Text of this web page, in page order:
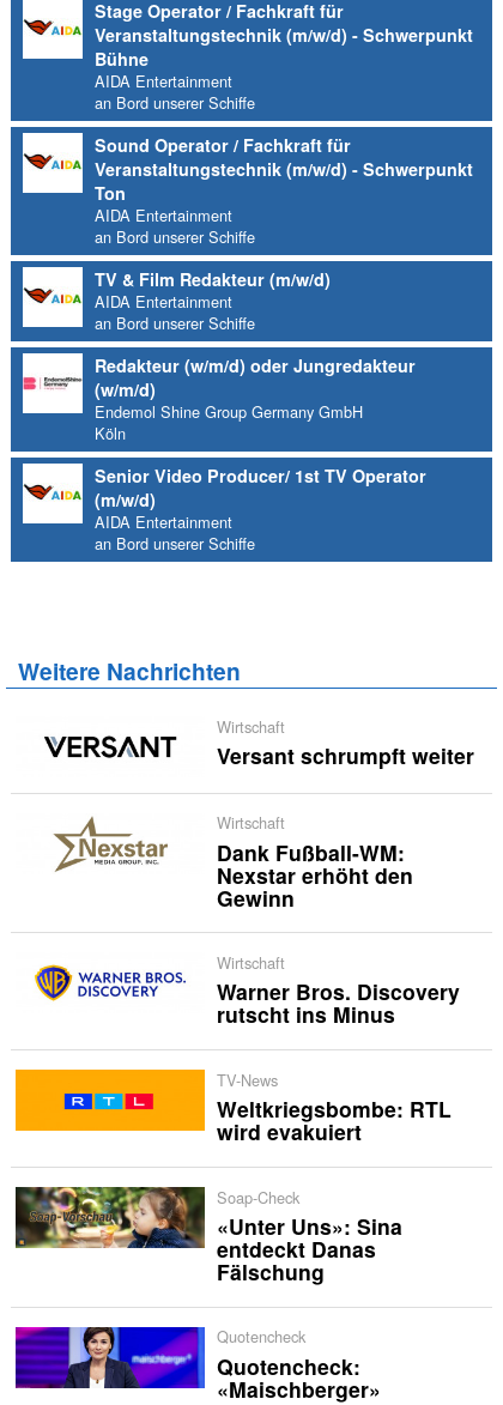
Stage Operator / Fachkraft für
Veranstaltungstechnik (m/w/d) - Schwerpunkt
Bühne
AIDA Entertainment
an Bord unserer Schiffe
Sound Operator / Fachkraft für
Veranstaltungstechnik (m/w/d) - Schwerpunkt
Ton
AIDA Entertainment
an Bord unserer Schiffe
TV & Film Redakteur (m/w/d)
AIDA Entertainment
an Bord unserer Schiffe
Redakteur (w/m/d) oder Jungredakteur
(w/m/d)
Endemol Shine Group Germany GmbH
Köln
Senior Video Producer/ 1st TV Operator
(m/w/d)
AIDA Entertainment
an Bord unserer Schiffe
Weitere Nachrichten
Wirtschaft
Versant schrumpft weiter
Wirtschaft
Dank Fußball-WM:
Nexstar erhöht den
Gewinn
Wirtschaft
Warner Bros. Discovery
rutscht ins Minus
TV-News
Weltkriegsbombe: RTL
wird evakuiert
Soap-Check
«Unter Uns»: Sina
entdeckt Danas
Fälschung
Quotencheck
Quotencheck:
«Maischberger»